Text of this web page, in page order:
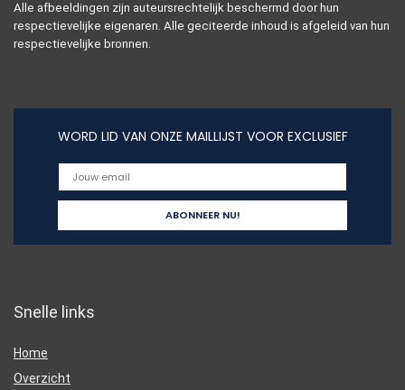
Alle afbeeldingen zijn auteursrechtelijk beschermd door hun
respectievelijke eigenaren. Alle geciteerde inhoud is afgeleid van hun
respectievelijke bronnen.
WORD LID VAN ONZE MAILLIJST VOOR EXCLUSIEF
Snelle links
Home
Overzicht